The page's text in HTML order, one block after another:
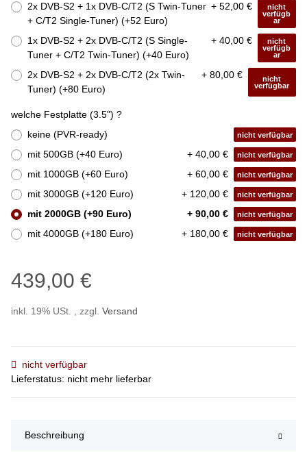
2x DVB-S2 + 1x DVB-C/T2 (S Twin-Tuner
+ C/T2 Single-Tuner) (+52 Euro)
+ 52,00 €
nicht
verfügb
ar
1x DVB-S2 + 2x DVB-C/T2 (S Single-
Tuner + C/T2 Twin-Tuner) (+40 Euro)
+ 40,00 €
nicht
verfügb
ar
2x DVB-S2 + 2x DVB-C/T2 (2x Twin-
Tuner) (+80 Euro)
+ 80,00 €
nicht
verfügbar
welche Festplatte (3.5") ?
keine (PVR-ready)
nicht verfügbar
mit 500GB (+40 Euro) + 40,00 € nicht verfügbar
mit 1000GB (+60 Euro) + 60,00 € nicht verfügbar
mit 3000GB (+120 Euro) + 120,00 € nicht verfügbar
mit 2000GB (+90 Euro) + 90,00 € nicht verfügbar
mit 4000GB (+180 Euro) + 180,00 € nicht verfügbar
439,00 €
inkl. 19% USt. , zzgl. Versand
nicht verfügbar
Lieferstatus: nicht mehr lieferbar
Beschreibung